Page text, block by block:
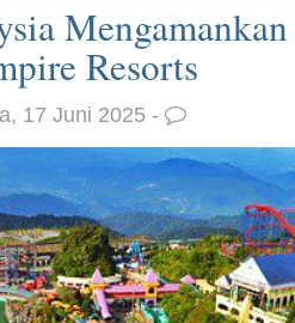
Resorts
17 Juni 2025 -